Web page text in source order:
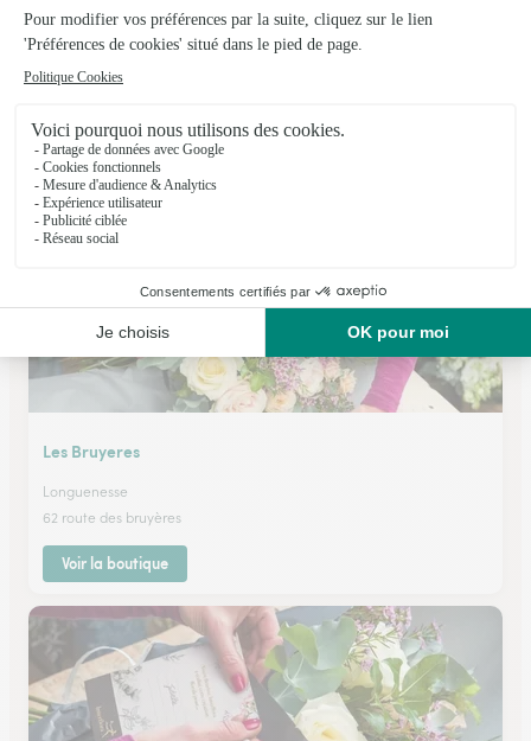
Floralys
★★ ★★★4.7 (57)
98, Grand'Rue
Voir la boutique
Les Bruyeres
Longuenesse
62 route des bruyères
Voir la boutique